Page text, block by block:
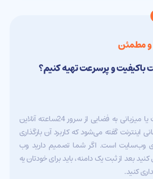
و مطمئن
و پرسرعت تهیه کنیم؟
از لحاظ فنی هاست یا میزبانی به فضایی از سرور 24ساعته آنلاین
اینترنت گفته می‌شود که کاربرد آن بارگذاری
وب‌سایت است. اگر شما تصمیم دارید وب
کنید بعد از ثبت یک دامنه، باید برای خودتان یه
کنید.